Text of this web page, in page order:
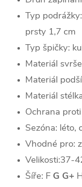
Typ
prsty 1,7 cm
Typ špičky: k
Materiál
Materiál
Materiál
Ochrana
Sezóna: léto,
Vhodné pro:
Velikosti:37-
Šíře: F G G+